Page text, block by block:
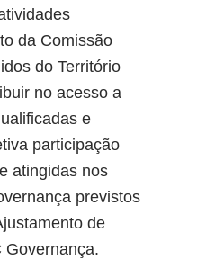
da Comissão
do Território
no acesso a
e
participação
atingidas nos
previstos
de
Governança.